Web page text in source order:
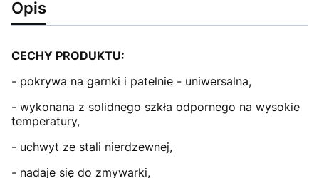
Opis
CECHY PRODUKTU:
- pokrywa na garnki i patelnie - uniwersalna,
- wykonana z solidnego szkła odpornego na wysokie
temperatury,
- uchwyt ze stali nierdzewnej,
- nadaje się do zmywarki,